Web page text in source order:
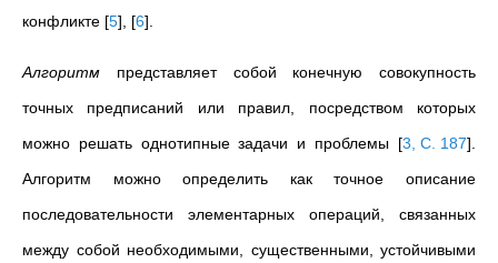
конфликте [5] [6]
Алгоритм представляет собой конечную совокупность
точных предписаний или правил, посредством которых
можно решать однотипные задачи и проблемы [3, C. 187]
Алгоритм можно определить как точное описание
последовательности элементарных операций, связанных
между собой необходимыми, существенными, устойчивыми